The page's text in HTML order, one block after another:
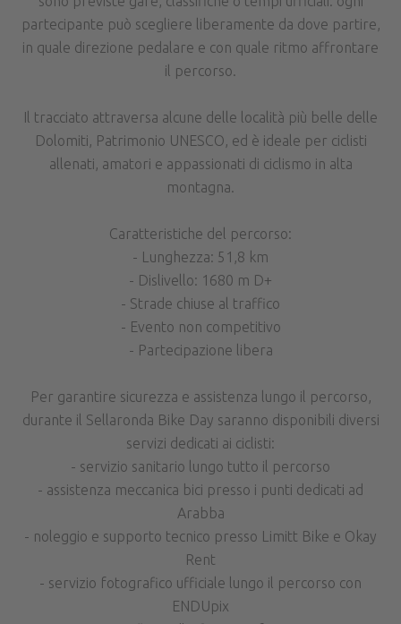
partecipante può scegliere liberamente da dove partire,
in quale direzione pedalare e con quale ritmo affrontare
il percorso.
Il tracciato attraversa alcune delle località più belle delle
Dolomiti, Patrimonio UNESCO, ed è ideale per ciclisti
allenati, amatori e appassionati di ciclismo in alta
montagna.
Caratteristiche del percorso:
- Lunghezza: 51,8 km
- Dislivello: 1680 m D+
- Strade chiuse al traffico
- Evento non competitivo
- Partecipazione libera
Per garantire sicurezza e assistenza lungo il percorso,
durante il Sellaronda Bike Day saranno disponibili diversi
servizi dedicati ai ciclisti:
- servizio sanitario lungo tutto il percorso
- assistenza meccanica bici presso i punti dedicati ad
Arabba
- noleggio e supporto tecnico presso Limitt Bike e Okay
Rent
- servizio fotografico ufficiale lungo il percorso con
ENDUpix